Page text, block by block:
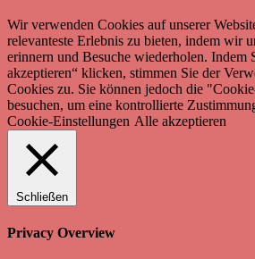
Wir verwenden Cookies auf unserer
relevanteste Erlebnis zu bieten, indem wir
erinnern und Besuche wiederholen. Indem
akzeptieren“ klicken, stimmen Sie der
Cookies zu. Sie können jedoch die
besuchen, um eine kontrollierte
Cookie-Einstellungen Alle akzeptieren
Schließen
Privacy Overview